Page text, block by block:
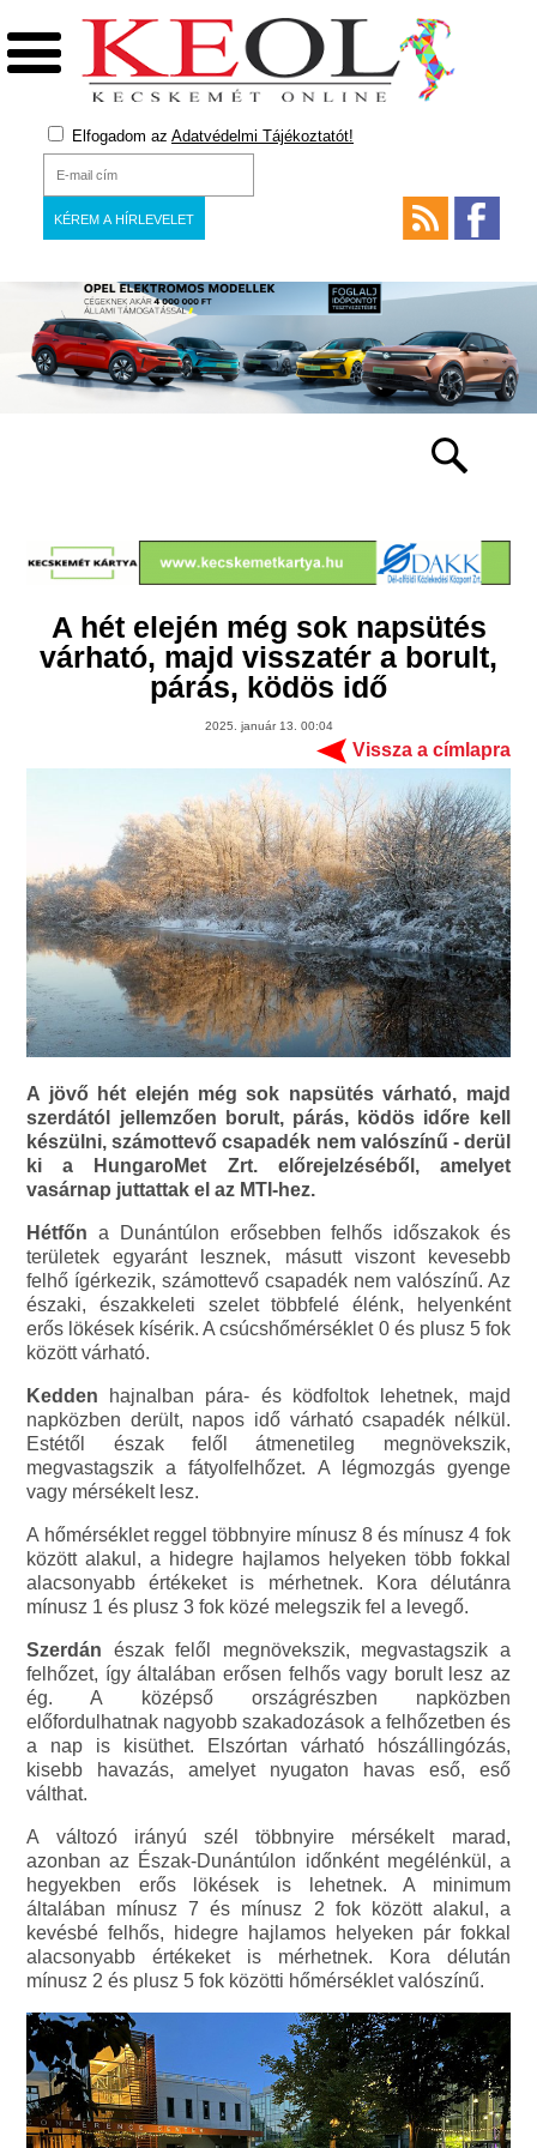
Elfogadom az Adatvédelmi Tájékoztatót!
A hét elején még sok napsütés
várható, majd visszatér a borult,
párás, ködös idő
2025. január 13. 00:04
Vissza a címlapra
A jövő hét elején még sok napsütés várható, majd
szerdától jellemzően borult, párás, ködös időre kell
készülni, számottevő csapadék nem valószínű - derül
ki a HungaroMet Zrt. előrejelzéséből, amelyet
vasárnap juttattak el az MTI-hez.
Hétfőn a Dunántúlon erősebben felhős időszakok és
területek egyaránt lesznek, másutt viszont kevesebb
felhő ígérkezik, számottevő csapadék nem valószínű. Az
északi, északkeleti szelet többfelé élénk, helyenként
erős lökések kísérik. A csúcshőmérséklet 0 és plusz 5 fok
között várható.
Kedden hajnalban pára- és ködfoltok lehetnek, majd
napközben derült, napos idő várható csapadék nélkül.
Estétől észak felől átmenetileg megnövekszik,
megvastagszik a fátyolfelhőzet. A légmozgás gyenge
vagy mérsékelt lesz.
A hőmérséklet reggel többnyire mínusz 8 és mínusz 4 fok
között alakul, a hidegre hajlamos helyeken több fokkal
alacsonyabb értékeket is mérhetnek. Kora délutánra
mínusz 1 és plusz 3 fok közé melegszik fel a levegő.
Szerdán észak felől megnövekszik, megvastagszik a
felhőzet, így általában erősen felhős vagy borult lesz az
ég. A középső országrészben napközben
előfordulhatnak nagyobb szakadozások a felhőzetben és
a nap is kisüthet. Elszórtan várható hószállingózás,
kisebb havazás, amelyet nyugaton havas eső, eső
válthat.
A változó irányú szél többnyire mérsékelt marad,
azonban az Észak-Dunántúlon időnként megélénkül, a
hegyekben erős lökések is lehetnek. A minimum
általában mínusz 7 és mínusz 2 fok között alakul, a
kevésbé felhős, hidegre hajlamos helyeken pár fokkal
alacsonyabb értékeket is mérhetnek. Kora délután
mínusz 2 és plusz 5 fok közötti hőmérséklet valószínű.